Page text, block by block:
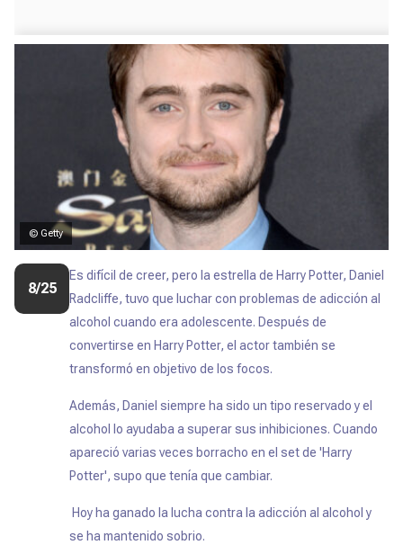
© Getty
8/25
Es difícil de creer, pero la estrella de Harry Potter, Daniel
Radcliffe, tuvo que luchar con problemas de adicción al
alcohol cuando era adolescente. Después de
convertirse en Harry Potter, el actor también se
transformó en objetivo de los focos.
Además, Daniel siempre ha sido un tipo reservado y el
alcohol lo ayudaba a superar sus inhibiciones. Cuando
apareció varias veces borracho en el set de 'Harry
Potter', supo que tenía que cambiar.
Hoy ha ganado la lucha contra la adicción al alcohol y
se ha mantenido sobrio.